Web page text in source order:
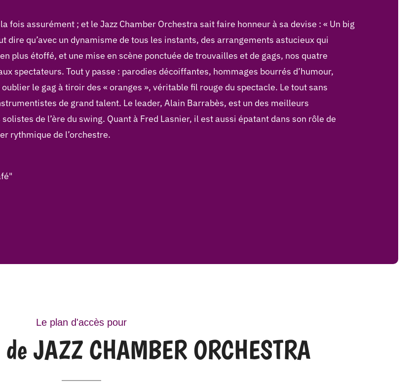
fois assurément ; et le Jazz Chamber Orchestra sait faire honneur à sa devise : « Un big
qu’avec un dynamisme de tous les instants, des arrangements astucieux qui
plus étoffé, et une mise en scène ponctuée de trouvailles et de gags, nos quatre
spectateurs. Tout y passe : parodies décoiffantes, hommages bourrés d’humour,
le gag à tiroir des « oranges », véritable fil rouge du spectacle. Le tout sans
de grand talent. Le leader, Alain Barrabès, est un des meilleurs
de l’ère du swing. Quant à Fred Lasnier, il est aussi épatant dans son rôle de
rythmique de l’orchestre.
Le plan d'accès pour
JAZZ CHAMBER ORCHESTRA